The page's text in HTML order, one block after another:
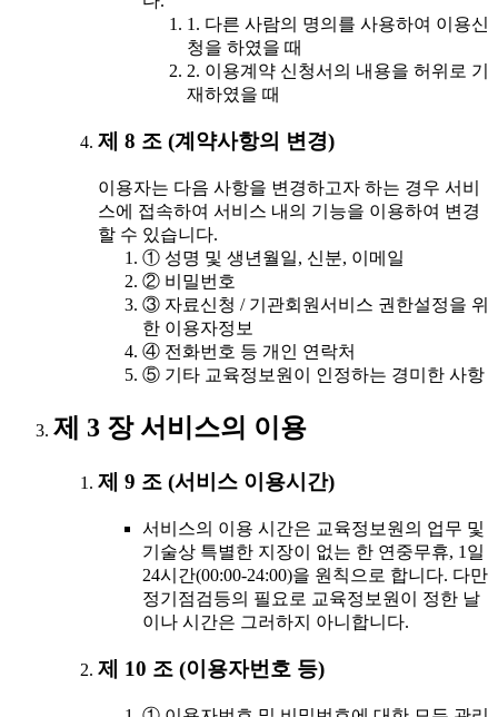
1. 다른 사람의 명의를 사용하여 이용신
청을 하였을 때
2. 이용계약 신청서의 내용을 허위로 기
재하였을 때
제 8 조 (계약사항의 변경)
이용자는 다음 사항을 변경하고자 하는 경우 서비
스에 접속하여 서비스 내의 기능을 이용하여 변경
할 수 있습니다.
① 성명 및 생년월일, 신분, 이메일
② 비밀번호
③ 자료신청 / 기관회원서비스 권한설정을 위
한 이용자정보
④ 전화번호 등 개인 연락처
⑤ 기타 교육정보원이 인정하는 경미한 사항
제 3 장 서비스의 이용
제 9 조 (서비스 이용시간)
서비스의 이용 시간은 교육정보원의 업무 및
기술상 특별한 지장이 없는 한 연중무휴, 1일
24시간(00:00-24:00)을 원칙으로 합니다. 다만
정기점검등의 필요로 교육정보원이 정한 날
이나 시간은 그러하지 아니합니다.
제 10 조 (이용자번호 등)